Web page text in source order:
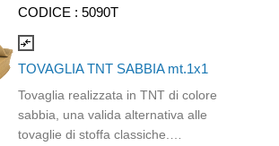
CODICE : 5090T
compare_arrows
TOVAGLIA TNT SABBIA mt.1x1
Tovaglia realizzata in TNT di colore
sabbia, una valida alternativa alle
tovaglie di stoffa classiche.